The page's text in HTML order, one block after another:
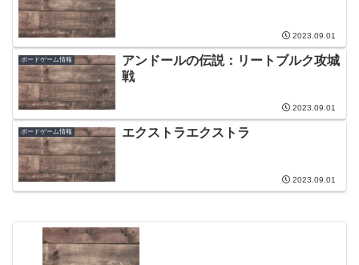
2023.09.01
ボードゲーム情報
アンドールの伝説：リートブルク攻城
戦
2023.09.01
ボードゲーム情報 エクストラエクストラ
2023.09.01